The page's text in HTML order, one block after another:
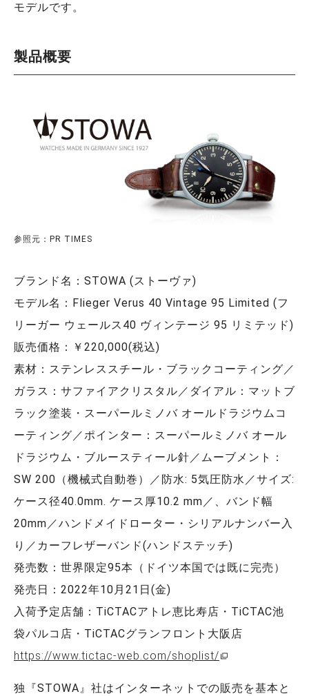
モデルです。
製品概要
参照元：PR TIMES
ブランド名：STOWA (ストーヴァ)
モデル名：Flieger Verus 40 Vintage 95 Limited (フ
リーガー ウェールス40 ヴィンテージ 95 リミテッド)
販売価格：￥220,000(税込)
素材：ステンレススチール・ブラックコーティング／
ガラス：サファイアクリスタル／ダイアル：マットブ
ラック塗装・スーパールミノバ オールドラジウムコ
ーティング／ポインター：スーパールミノバ オール
ドラジウム・ブルースティール針／ムーブメント：
SW 200（機械式自動巻）／防水: 5気圧防水／サイズ:
ケース径40.0mm. ケース厚10.2 mm／、バンド幅
20mm／ハンドメイドローター・シリアルナンバー入
り／カーフレザーバンド(ハンドステッチ)
発売数：世界限定95本（ドイツ本国では既に完売）
発売日：2022年10月21日(金)
入荷予定店舗：TiCTACアトレ恵比寿店・TiCTAC池
袋パルコ店・TiCTACグランフロント大阪店
https://www.tictac-web.com/shoplist/
独『STOWA』社はインターネットでの販売を基本と